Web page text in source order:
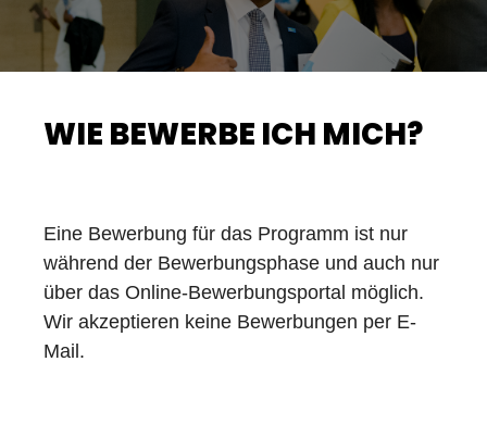
WIE BEWERBE ICH MICH?
Eine Bewerbung für das Programm ist nur
während der Bewerbungsphase und auch nur
über das Online-Bewerbungsportal möglich.
Wir akzeptieren keine Bewerbungen per E-
Mail.